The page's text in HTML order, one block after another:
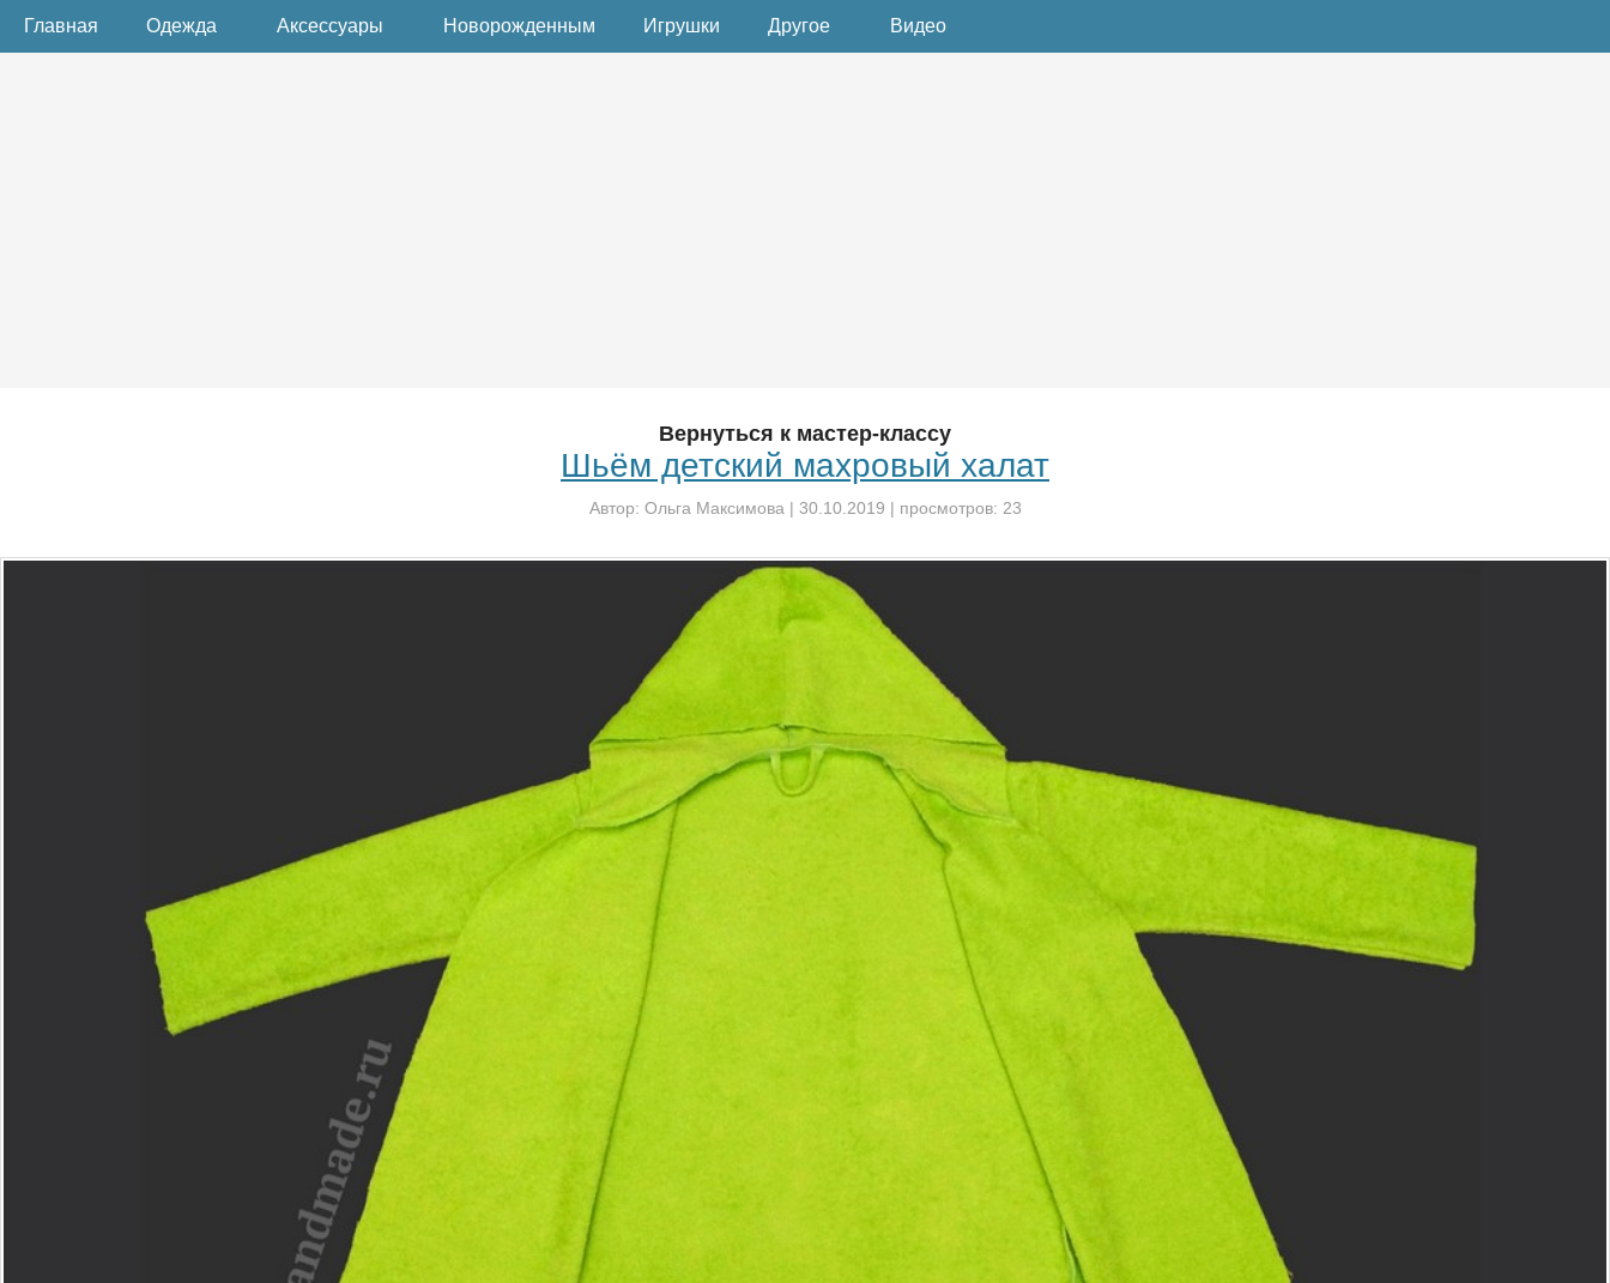
Главная Одежда Аксессуары Новорожденным Игрушки Другое Видео
Вернуться к мастер-классу
Шьём детский махровый халат
Автор: Ольга Максимова | 30.10.2019 | просмотров: 23